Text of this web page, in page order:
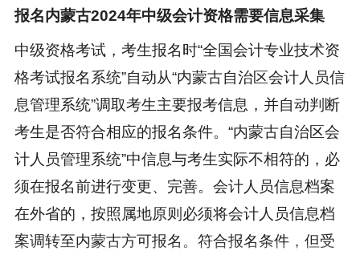
报名内蒙古2024年中级会计资格需要信息采集
中级资格考试，考生报名时“全国会计专业技术资
格考试报名系统”自动从“内蒙古自治区会计人员信
息管理系统”调取考生主要报考信息，并自动判断
考生是否符合相应的报名条件。“内蒙古自治区会
计人员管理系统”中信息与考生实际不相符的，必
须在报名前进行变更、完善。会计人员信息档案
在外省的，按照属地原则必须将会计人员信息档
案调转至内蒙古方可报名。符合报名条件，但受